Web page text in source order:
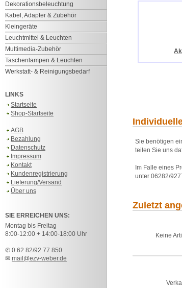
Dekorationsbeleuchtung
Kabel, Adapter & Zubehör
Kleingeräte
Leuchtmittel & Leuchten
Multimedia-Zubehör
Taschenlampen & Leuchten
Werkstatt- & Reinigungsbedarf
LINKS
Startseite
Shop-Startseite
AGB
Bezahlung
Datenschutz
Impressum
Kontakt
Kundenregistrierung
Lieferung/Versand
Über uns
SIE ERREICHEN UNS:
Montag bis Freitag
8:00-12:00 + 14:00-18:00 Uhr
✆ 0 62 82/92 77 850
✉ mail@ezv-weber.de
Sie benötigen
teilen Sie uns
Im Falle eines
unter 06282/
Zuletzt
Keine